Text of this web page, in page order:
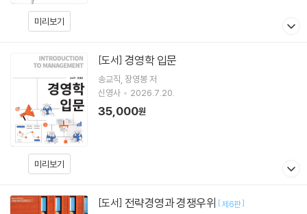
미리보기
미리보기
[도서] 경영학 입문
송교직 장영봉저
신영사
2026.7.20.
35,000원
[도서] 전략경영과 경쟁우위 [제6판]